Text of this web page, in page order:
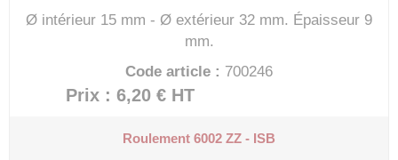
Ø intérieur 15 mm - Ø extérieur 32 mm. Épaisseur 9
mm.
Code article : 700246
Prix : 6,20 € HT
Roulement 6002 ZZ - ISB